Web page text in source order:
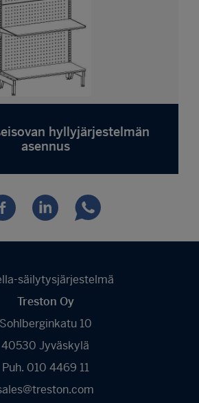
hyllyjärjestelmän
asennus
säilytysjärjestelmä
Treston Oy
Sohlberginkatu 10
40530 Jyväskylä
Puh. 010 4469 11